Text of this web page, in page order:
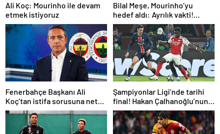
Ali Koç: Mourinho ile devam
etmek istiyoruz
Bilal Meşe, Mourinho’yu
hedef aldı: Ayrılık vakti!
Fenerbahçe’ye teknik
direktör önerisi
Fenerbahçe Başkanı Ali
Koç’tan istifa sorusuna net
yanıt! Mourinho’ya gelen dev
teklifi açıkladı
Şampiyonlar Ligi’nde tarihi
final! Hakan Çalhanoğlu’nun
takımı Inter’in rakibi belli oldu